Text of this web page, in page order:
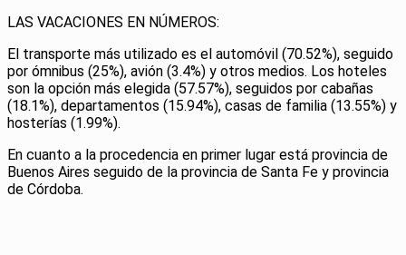
LAS VACACIONES EN NÚMEROS:
El transporte más utilizado es el automóvil (70.52%), seguido
por ómnibus (25%), avión (3.4%) y otros medios. Los hoteles
son la opción más elegida (57.57%), seguidos por cabañas
(18.1%), departamentos (15.94%), casas de familia (13.55%) y
hosterías (1.99%).
En cuanto a la procedencia en primer lugar está provincia de
Buenos Aires seguido de la provincia de Santa Fe y provincia
de Córdoba.